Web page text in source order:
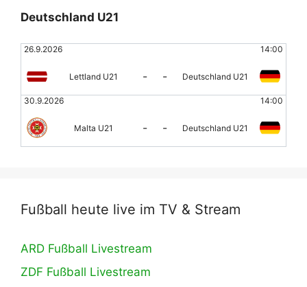
Deutschland U21
26.9.2026 14:00
Lettland U21 - - Deutschland U21
30.9.2026 14:00
Malta U21 - - Deutschland U21
Fußball heute live im TV & Stream
ARD Fußball Livestream
ZDF Fußball Livestream